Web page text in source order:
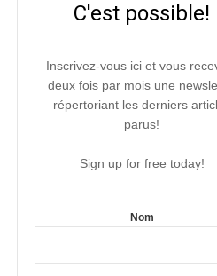
C'est possible!
Inscrivez-vous ici et vous
deux fois par mois une
répertoriant les derniers
parus!
Sign up for free today!
Nom